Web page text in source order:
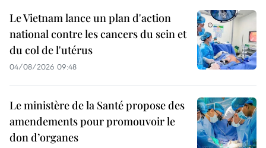
Le Vietnam lance un plan d'action
national contre les cancers du sein et
du col de l'utérus
04/08/2026 09:48
Le ministère de la Santé propose des
amendements pour promouvoir le
don d’organes